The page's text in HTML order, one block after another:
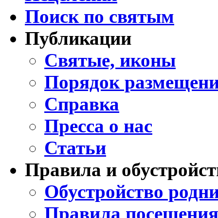
Поиск по святым
Публикации
Святые, иконы
Порядок
Справка
Пресса о нас
Статьи
Правила и
Обустройство
Правила